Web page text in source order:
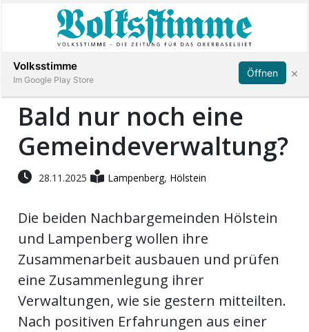
Immobilien
Veranstaltungen
Stellen
E-
App
Abonnieren Anmelden
Bald nur noch eine
Gemeindeverwaltung?
28.11.2025 Lampenberg, Hölstein
Die beiden Nachbargemeinden Hölstein
und Lampenberg wollen ihre
Zusammenarbeit ausbauen und prüfen
eine Zusammenlegung ihrer
Verwaltungen, wie sie gestern mitteilten.
Nach positiven Erfahrungen aus einer
Volksstimme
Im Google Play Store
Öffnen ×